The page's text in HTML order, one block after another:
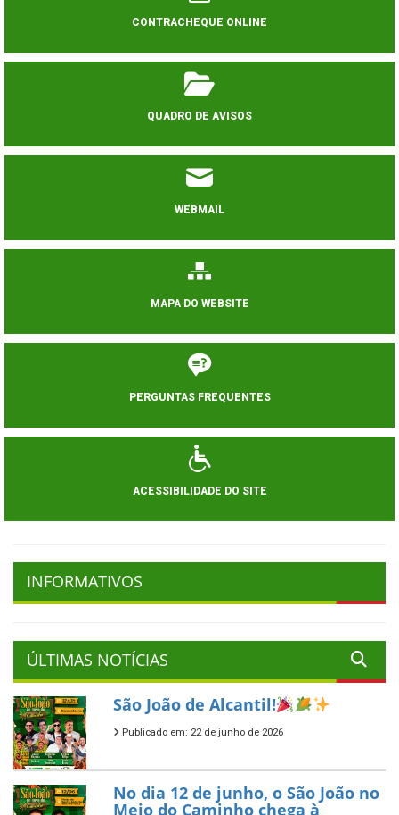
CONTRACHEQUE ONLINE
QUADRO DE AVISOS
WEBMAIL
MAPA DO WEBSITE
PERGUNTAS FREQUENTES
ACESSIBILIDADE DO SITE
INFORMATIVOS
ÚLTIMAS NOTÍCIAS
São João de Alcantil!
Publicado em: 22 de junho de 2026
No dia 12 de junho, o São João no
Meio do Caminho chega à